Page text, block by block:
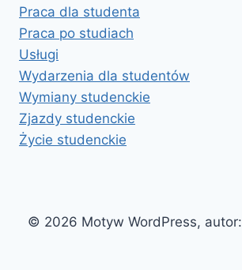
Praca dla studenta
Praca po studiach
Usługi
Wydarzenia dla studentów
Wymiany studenckie
Zjazdy studenckie
Życie studenckie
© 2026 Motyw WordPress, autor: